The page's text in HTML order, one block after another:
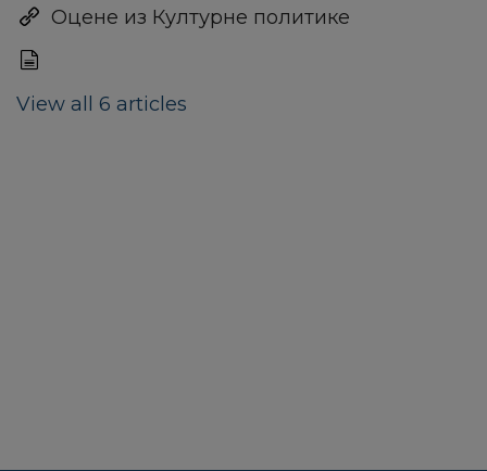
Оцене из Културне политике
View all 6 articles